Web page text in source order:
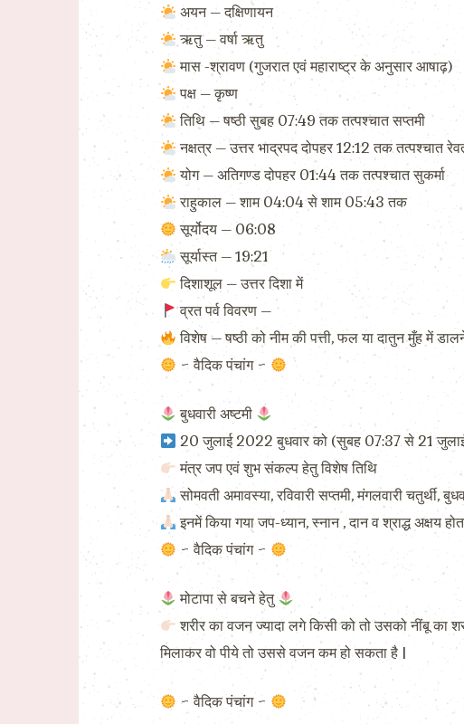
अयन – दक्षिणायन
ऋतु – वर्षा ऋतु
मास -श्रावण (गुजरात एवं महाराष्ट्र के अनुसार आषाढ़)
पक्ष – कृष्ण
तिथि – षष्ठी सुबह 07:49 तक तत्पश्चात सप्तमी
नक्षत्र – उत्तर भाद्रपद दोपहर 12:12 तक तत्पश्चात
योग – अतिगण्ड दोपहर 01:44 तक तत्पश्चात सुकर्मा
राहुकाल – शाम 04:04 से शाम 05:43 तक
सूर्योदय – 06:08
सूर्यास्त – 19:21
दिशाशूल – उत्तर दिशा में
व्रत पर्व विवरण –
विशेष – षष्ठी को नीम की पत्ती, फल या दातुन मुँह में
~ वैदिक पंचांग ~
बुधवारी अष्टमी
20 जुलाई 2022 बुधवार को (सुबह 07:37 से 21 जुलाई
मंत्र जप एवं शुभ संकल्प हेतु विशेष तिथि
सोमवती अमावस्या, रविवारी सप्तमी, मंगलवारी चतुर्थी,
इनमें किया गया जप-ध्यान, स्नान , दान व श्राद्ध अक्षय
~ वैदिक पंचांग ~
मोटापा से बचने हेतु
शरीर का वजन ज्यादा लगे किसी को तो उसको नींबू का
मिलाकर वो पीये तो उससे वजन कम हो सकता है |
~ वैदिक पंचांग ~